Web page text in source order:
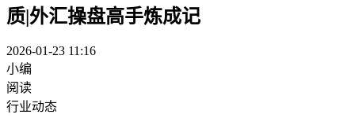
质|外汇操盘高手炼成记
2026-01-23 11:16
小编
阅读
行业动态